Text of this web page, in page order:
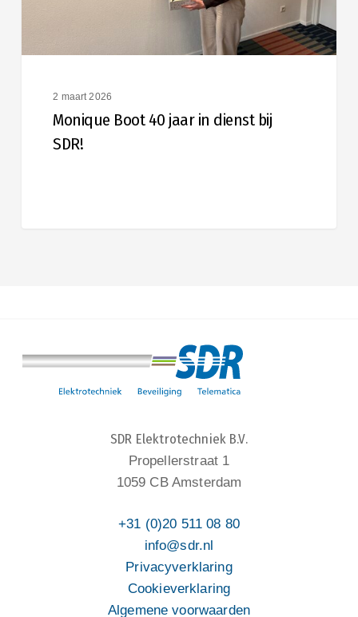
2 maart 2026
Monique Boot 40 jaar in dienst bij
SDR!
SDR Elektrotechniek B.V.
Propellerstraat 1
1059 CB Amsterdam
+31 (0)20 511 08 80
info@sdr.nl
Privacyverklaring
Cookieverklaring
Algemene voorwaarden